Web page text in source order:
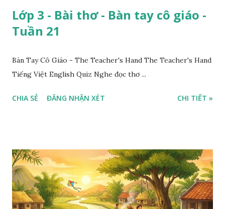
Lớp 3 - Bài thơ - Bàn tay cô giáo -
Tuần 21
Bàn Tay Cô Giáo - The Teacher's Hand The Teacher's Hand
Tiếng Việt English Quiz Nghe đọc thơ ...
CHIA SẺ ĐĂNG NHẬN XÉT CHI TIẾT »